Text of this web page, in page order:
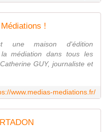
!
une maison d'édition
médiation dans tous les
GUY, journaliste et
www.medias-mediations.fr/